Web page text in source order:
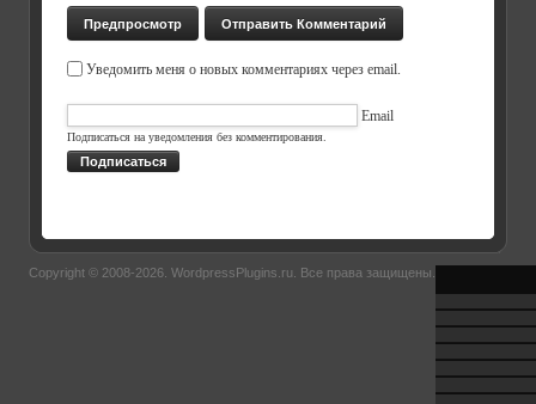
Уведомить меня о новых комментариях через email.
Email
Подписаться на уведомления без комментирования.
Подписаться
Copyright © 2008-2026. WordpressPlugins.ru . Все права защищены.